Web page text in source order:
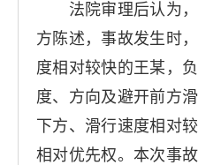
法院审理后认为，
方陈述，事故发生时
度相对较快的王某，
度、方向及避开前方
下方、滑行速度相对
相对优先权。本次事